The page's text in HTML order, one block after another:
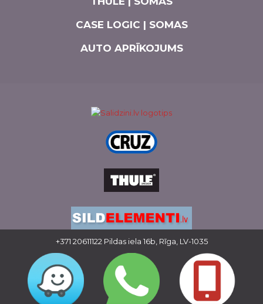
CASE LOGIC | SOMAS
AUTO APRĪKOJUMS
+371 20611122 Pildas iela 16b, Rīga, LV-1035